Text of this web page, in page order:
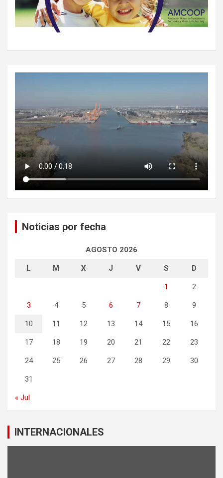
Noticias por fecha
AGOSTO 2026
L M X J V S D
1 2
3 4 5 6 7 8 9
10 11 12 13 14 15 16
17 18 19 20 21 22 23
24 25 26 27 28 29 30
31
« Jul
INTERNACIONALES